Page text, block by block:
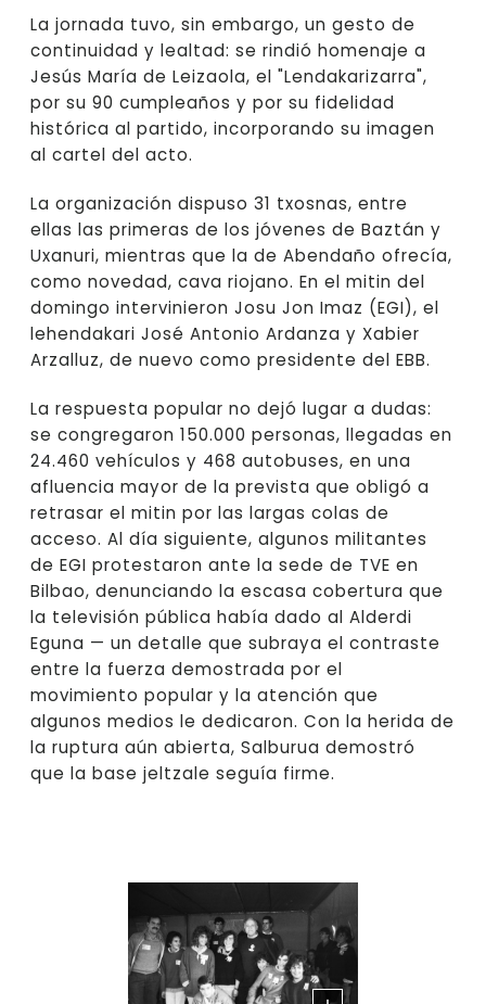
La jornada tuvo, sin embargo, un gesto de
continuidad y lealtad: se rindió homenaje a
Jesús María de Leizaola, el "Lendakarizarra",
por su 90 cumpleaños y por su fidelidad
histórica al partido, incorporando su imagen
al cartel del acto.
La organización dispuso 31 txosnas, entre
ellas las primeras de los jóvenes de Baztán y
Uxanuri, mientras que la de Abendaño ofrecía,
como novedad, cava riojano. En el mitin del
domingo intervinieron Josu Jon Imaz (EGI), el
lehendakari José Antonio Ardanza y Xabier
Arzalluz, de nuevo como presidente del EBB.
La respuesta popular no dejó lugar a dudas:
se congregaron 150.000 personas, llegadas en
24.460 vehículos y 468 autobuses, en una
afluencia mayor de la prevista que obligó a
retrasar el mitin por las largas colas de
acceso. Al día siguiente, algunos militantes
de EGI protestaron ante la sede de TVE en
Bilbao, denunciando la escasa cobertura que
la televisión pública había dado al Alderdi
Eguna — un detalle que subraya el contraste
entre la fuerza demostrada por el
movimiento popular y la atención que
algunos medios le dedicaron. Con la herida de
la ruptura aún abierta, Salburua demostró
que la base jeltzale seguía firme.